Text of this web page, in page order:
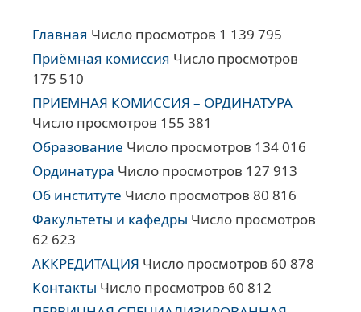
Главная Число просмотров 1 139 795
Приёмная комиссия Число просмотров
175 510
ПРИЕМНАЯ КОМИССИЯ – ОРДИНАТУРА
Число просмотров 155 381
Образование Число просмотров 134 016
Ординатура Число просмотров 127 913
Об институте Число просмотров 80 816
Факультеты и кафедры Число просмотров
62 623
АККРЕДИТАЦИЯ Число просмотров 60 878
Контакты Число просмотров 60 812